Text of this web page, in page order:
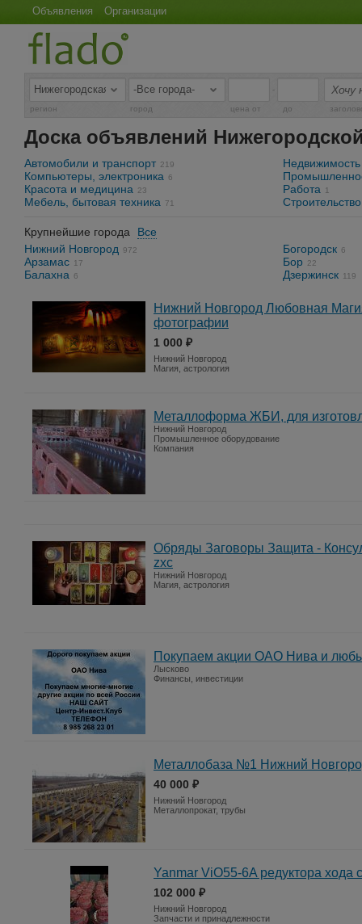
Объявления Организации
-
регион город цена от до
Доска объявлений
Автомобили и транспорт 219
Компьютеры, электроника 6
Красота и медицина 23
Мебель, бытовая техника 71
Недвижимость
Работа
1
Крупнейшие города
Все
Нижний Новгород
972
Арзамас 17
Балахна 6
Богородск 6
Бор 22
Дзержинск 119
Нижний Новгород Любовная
фотографии
1 000 ₽
Нижний Новгород
Магия, астрология
Металлоформа ЖБИ, для
Нижний Новгород
Промышленное оборудование
Компания
Обряды Заговоры Защита -
zxc
Нижний Новгород
Магия, астрология
Покупаем акции ОАО Нива и
Лысково
Финансы, инвестиции
Металлобаза №1 Нижний
40 000 ₽
Нижний Новгород
Металлопрокат, трубы
Yanmar ViO55-6A редуктора хода
102 000 ₽
Нижний Новгород
Запчасти и принадлежности